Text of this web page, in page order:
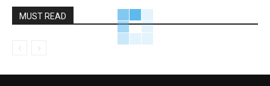
MUST READ